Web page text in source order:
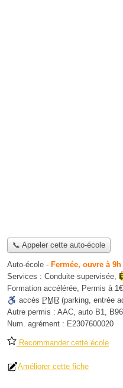
📞 Appeler cette auto-école
Auto-école - Fermée, ouvre à 9h
Services : Conduite supervisée,
Formation accélérée, Permis à
accès PMR (parking, entrée
Autre permis : AAC, auto B1,
Num. agrément : E2307600020
Recommander cette école
Améliorer cette fiche